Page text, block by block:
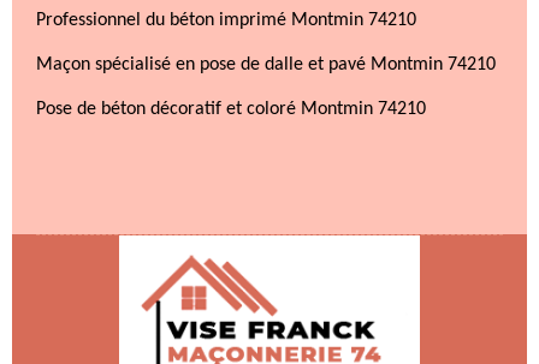
Professionnel du béton imprimé Montmin 74210
Maçon spécialisé en pose de dalle et pavé Montmin 74210
Pose de béton décoratif et coloré Montmin 74210